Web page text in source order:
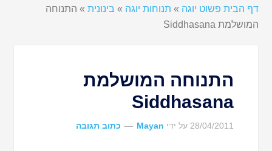
דף הבית פשוט יוגה » תנוחות יוגה » בינונית » התנוחה
המושלמת Siddhasana
התנוחה המושלמת
Siddhasana
28/04/2011 על ידי Mayan כתוב תגובה